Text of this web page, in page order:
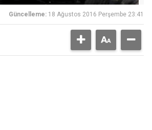
Güncelleme: 18 Ağustos 2016 Perşembe 23:41